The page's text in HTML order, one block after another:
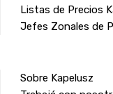
Listas de Precios
Jefes Zonales de
Sobre Kapelusz